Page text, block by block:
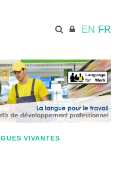
EN FR
VIVANTES